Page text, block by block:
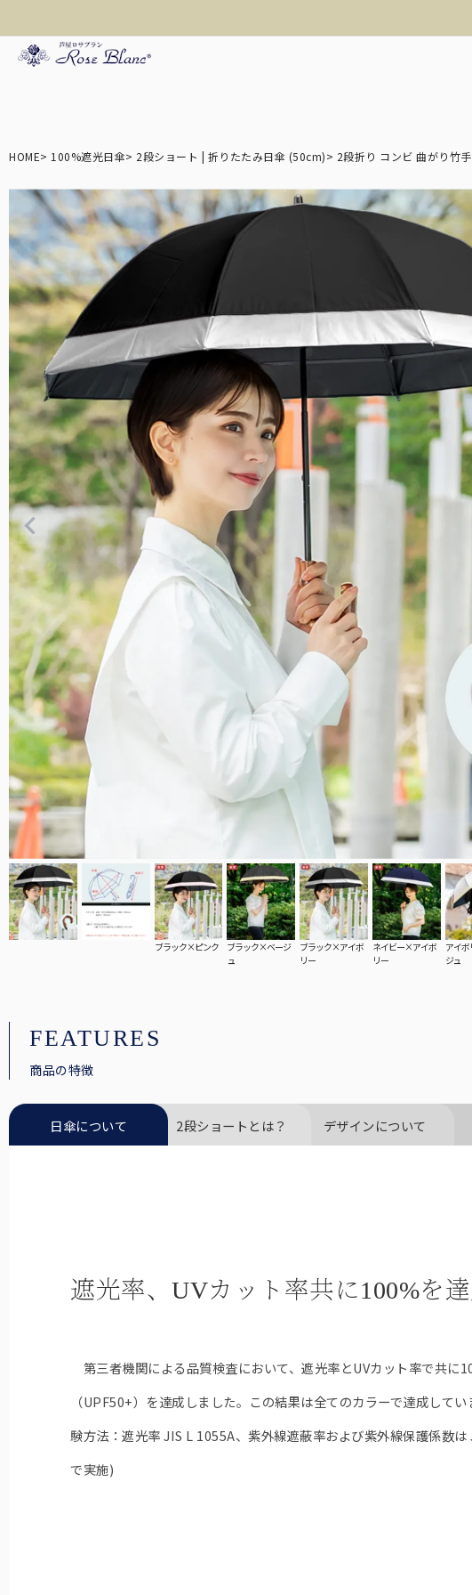
折り畳み日傘
長傘
遮光帽子
アームカバー/手袋
遮光雑貨
UVカットウェア
サングラス
スキンケア/その他
3段折りたたみ
ロサブランの折りたたみ日傘の中で
トなサイズです。
2段折りラージ
男性にもお使いいただける、折り
大サイズ。
HOME 100%遮光日傘 2段ショート | 折りたたみ日傘 (50cm) 2段折り コンビ 曲がり竹
❮
ブラック×ピンク
ブラック×ベージ
ュ
ブラック×アイボ
リー
ネイビー×アイボ
リー
アイ
ジュ
FEATURES
商品の特徴
日傘について 2段ショートとは？ デザインについて
遮光率、UVカット率共に100%を
第三者機関による品質検査において、遮光率とUVカット率で共に
（UPF50+）を達成しました。この結果は全てのカラーで達成して
験方法：遮光率 JIS L 1055A、紫外線遮蔽率および紫外線保護係数は
で実施)